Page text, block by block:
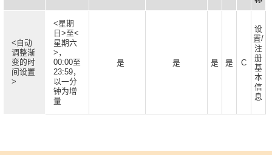
<自动
调整渐
变的时
间设置
>
<星期
日>至<
星期六
>，
00:00至
23:59，
以一分
钟为增
量
是 是 是 是 C
设
置/
注
册
基
本
信
息